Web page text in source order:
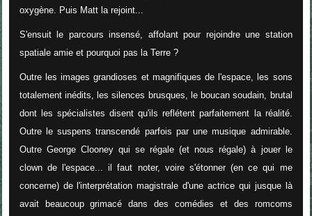
oxygène. Puis Matt la rejoint...
S'ensuit le parcours insensé, affolant pour rejoindre une station
spatiale amie et pourquoi pas la Terre ?
Outre les images grandioses et magnifiques de l'espace, les sons
totalement inédits, les silences brusques, le boucan soudain, brutal
dont les spécialistes disent qu'ils reflétent parfaitement la réalité.
Outre le suspens transcendé parfois par une musique admirable.
Outre George Clooney qui se régale (et nous régale) à jouer le
clown de l'espace... il faut noter, voire s'étonner (en ce qui me
concerne) de l'interprétation magistrale d'une actrice qui jusque là
avait beaucoup grimacé dans des comédies et des romcoms